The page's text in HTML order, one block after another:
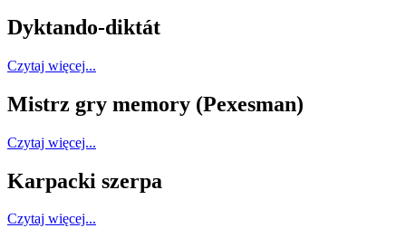
Dyktando-diktát
Czytaj więcej...
Mistrz gry memory (Pexesman)
Czytaj więcej...
Karpacki szerpa
Czytaj więcej...